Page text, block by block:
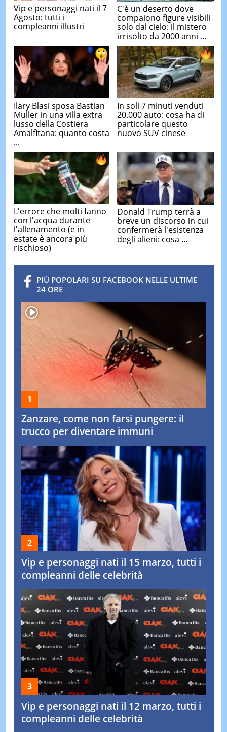
Vip e personaggi nati il 7
Agosto: tutti i
compleanni illustri
C'è un deserto dove
compaiono figure visibili
solo dal cielo: il mistero
irrisolto da 2000 anni ...
Ilary Blasi sposa Bastian
Muller in una villa extra
lusso della Costiera
Amalfitana: quanto costa
...
In soli 7 minuti venduti
20.000 auto: cosa ha di
particolare questo
nuovo SUV cinese
L'errore che molti fanno
con l'acqua durante
l'allenamento (e in
estate è ancora più
rischioso)
Donald Trump terrà a
breve un discorso in cui
confermerà l'esistenza
degli alieni: cosa ...
PIÙ POPOLARI SU FACEBOOK NELLE ULTIME
24 ORE
Zanzare, come non farsi pungere: il
trucco per diventare immuni
Vip e personaggi nati il 15 marzo, tutti i
compleanni delle celebrità
Vip e personaggi nati il 12 marzo, tutti i
compleanni delle celebrità